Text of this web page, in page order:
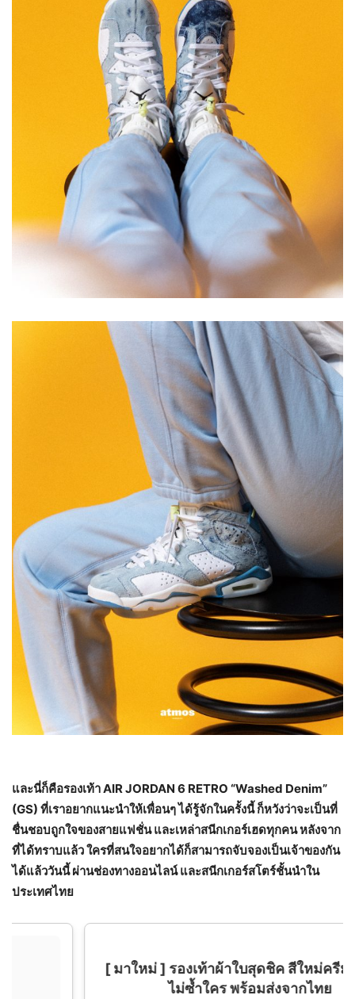
และนี่ก็คือรองเท้าAIR JORDAN 6 RETRO “Washed Denim”
(GS) ที่เราอยากแนะนำให้เพื่อนๆ ได้รู้จักในครั้งนี้ ก็หวังว่าจะเป็นที่
ชื่นชอบถูกใจของสายแฟชั่น และเหล่าสนีกเกอร์เฮดทุกคน หลังจาก
ที่ได้ทราบแล้ว ใครที่สนใจอยากได้ก็สามารถจับจองเป็นเจ้าของกัน
ได้แล้ววันนี้ ผ่านช่องทางออนไลน์ และสนีกเกอร์สโตร์ชั้นนำใน
ประเทศไทย